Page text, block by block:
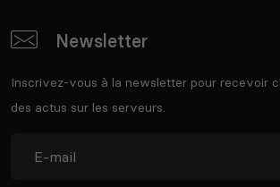
Newsletter
Inscrivez-vous à la newsletter pour recevoir
des actus sur les serveurs.